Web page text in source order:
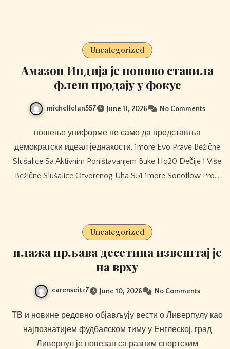
Uncategorized
Амазон Индија је поново ставила
флеш продају у фокус
michelfelan557 June 11, 2026 No Comments
ношење униформе не само да представља
демократски идеал једнакости, 1more Evo Prave Bežične
Slušalice Sa Aktivnim Poništavanjem Buke Hq20 Dečije 1 Više
Bežične Slušalice Otvorenog Uha S51 1more Sonoflow Pro…
Uncategorized
плажа прљава десетина извештај је
на врху
carenseitz7 June 10, 2026 No Comments
ТВ и новине редовно објављују вести о Ливерпулу као
најпознатијем фудбалском тиму у Енглеској. град
Ливерпул је повезан са разним спортским